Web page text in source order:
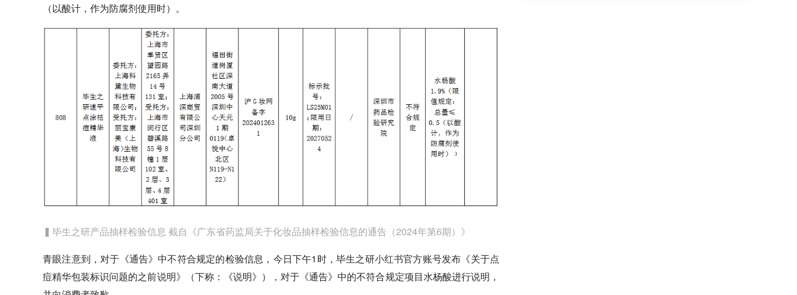
（以酸计，作为防腐剂使用时）。
▍毕生之研产品抽样检验信息 截自《广东省药监局关于化妆品抽样检验信息的通告（2024年第6期）》
青眼注意到，对于《通告》中不符合规定的检验信息，今日下午1时，毕生之研小红书官方账号发布《关于点
痘精华包装标识问题的之前说明》（下称：《说明》），对于《通告》中的不符合规定项目水杨酸进行说明，